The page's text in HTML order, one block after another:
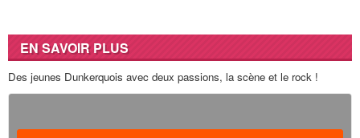
EN SAVOIR PLUS
Des jeunes Dunkerquois avec deux passions, la scène et le rock !